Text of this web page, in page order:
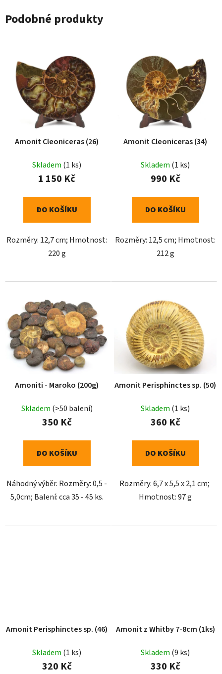
Podobné produkty
Amonit Cleoniceras (26)
Skladem (1 ks)
1 150 Kč
DO KOŠÍKU
Rozměry: 12,7 cm; Hmotnost:
220 g
Amonit Cleoniceras (34)
Skladem (1 ks)
990 Kč
DO KOŠÍKU
Rozměry: 12,5 cm; Hmotnost:
212 g
Amoniti - Maroko (200g)
Skladem (>50 balení)
350 Kč
DO KOŠÍKU
Náhodný výběr. Rozměry: 0,5 -
5,0cm; Balení: cca 35 - 45 ks.
Amonit Perisphinctes sp. (50)
Skladem (1 ks)
360 Kč
DO KOŠÍKU
Rozměry: 6,7 x 5,5 x 2,1 cm;
Hmotnost: 97 g
Amonit Perisphinctes sp. (46)
Skladem (1 ks)
320 Kč
Amonit z Whitby 7-8cm (1ks)
Skladem (9 ks)
330 Kč